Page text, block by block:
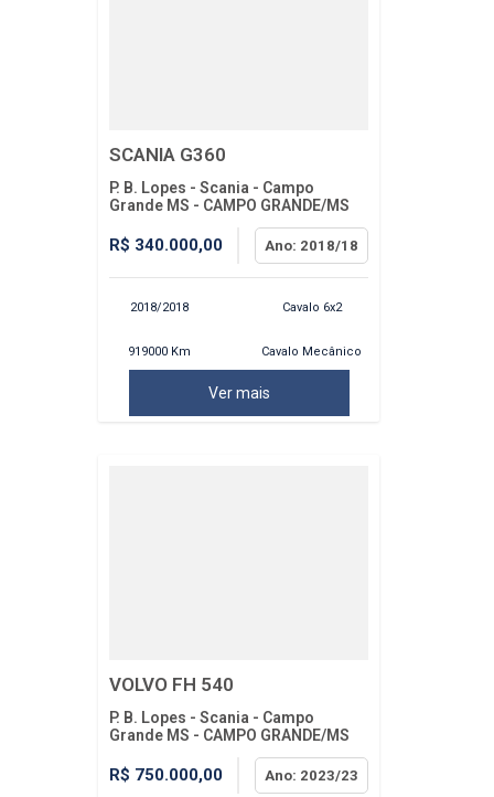
SCANIA G360
P. B. Lopes - Scania - Campo
Grande MS - CAMPO GRANDE/MS
R$ 340.000,00 Ano: 2018/18
2018/2018 Cavalo 6x2
919000 Km Cavalo Mecânico
Ver mais
VOLVO FH 540
P. B. Lopes - Scania - Campo
Grande MS - CAMPO GRANDE/MS
R$ 750.000,00 Ano: 2023/23